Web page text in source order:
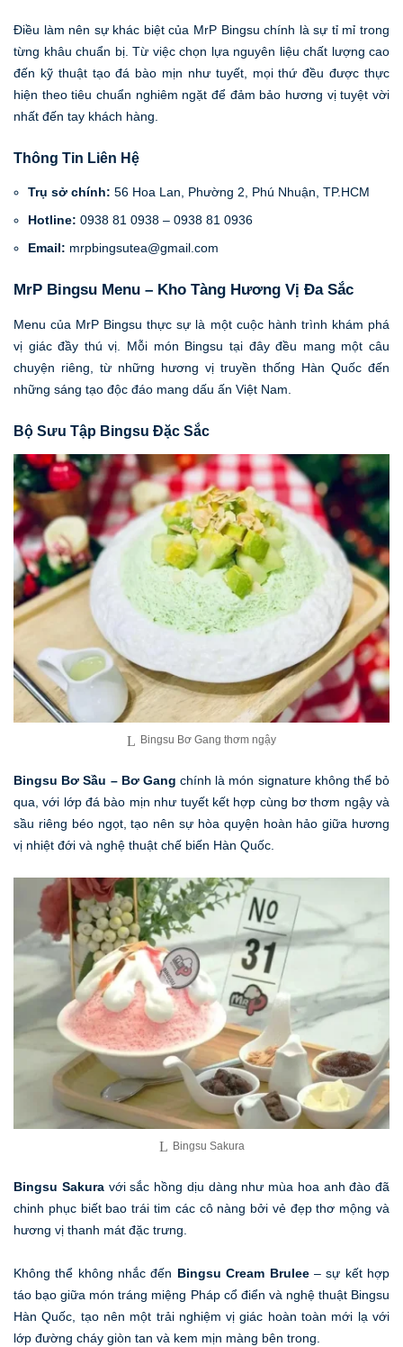
Điều làm nên sự khác biệt của MrP Bingsu chính là sự tỉ mỉ trong
từng khâu chuẩn bị. Từ việc chọn lựa nguyên liệu chất lượng cao
đến kỹ thuật tạo đá bào mịn như tuyết, mọi thứ đều được thực
hiện theo tiêu chuẩn nghiêm ngặt để đảm bảo hương vị tuyệt vời
nhất đến tay khách hàng.
Thông Tin Liên Hệ
Trụ sở chính: 56 Hoa Lan, Phường 2, Phú Nhuận, TP.HCM
Hotline: 0938 81 0938 – 0938 81 0936
Email: mrpbingsutea@gmail.com
MrP Bingsu Menu – Kho Tàng Hương Vị Đa Sắc
Menu của MrP Bingsu thực sự là một cuộc hành trình khám phá
vị giác đầy thú vị. Mỗi món Bingsu tại đây đều mang một câu
chuyện riêng, từ những hương vị truyền thống Hàn Quốc đến
những sáng tạo độc đáo mang dấu ấn Việt Nam.
Bộ Sưu Tập Bingsu Đặc Sắc
Bingsu Bơ Gang thơm ngậy
Bingsu Bơ Sầu – Bơ Gang chính là món signature không thể bỏ
qua, với lớp đá bào mịn như tuyết kết hợp cùng bơ thơm ngậy và
sầu riêng béo ngọt, tạo nên sự hòa quyện hoàn hảo giữa hương
vị nhiệt đới và nghệ thuật chế biến Hàn Quốc.
Bingsu Sakura
Bingsu Sakuravới sắc hồng dịu dàng như mùa hoa anh đào đã
chinh phục biết bao trái tim các cô nàng bởi vẻ đẹp thơ mộng và
hương vị thanh mát đặc trưng.
Không thể không nhắc đến Bingsu Cream Brulee– sự kết hợp
táo bạo giữa món tráng miệng Pháp cổ điển và nghệ thuật Bingsu
Hàn Quốc, tạo nên một trải nghiệm vị giác hoàn toàn mới lạ với
lớp đường cháy giòn tan và kem mịn màng bên trong.